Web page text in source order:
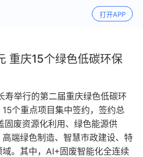
打开APP
重庆15个绿色低碳环保
寿举行的第二届重庆绿色低碳环
个重点项目集中签约，签约总
固废资源化利用、绿色能源供
端绿色制造、智慧市政建设、特
。其中，AI+固废智能化全连续